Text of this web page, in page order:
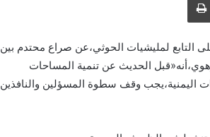
لمليشيات الحوثي،عن صراع محتدم بين
الحديث عن تنمية المساحات
اليمنية،يجب وقف سطوة المسؤلين والنافذين